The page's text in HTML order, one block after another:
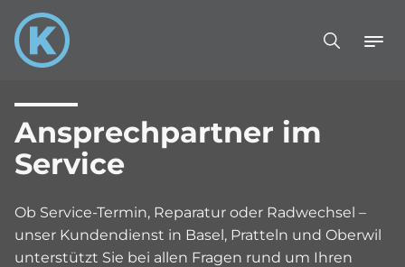
Ansprechpartner im
Service
Ob Service-Termin, Reparatur oder Radwechsel –
unser Kundendienst in Basel, Pratteln und Oberwil
unterstützt Sie bei allen Fragen rund um Ihren